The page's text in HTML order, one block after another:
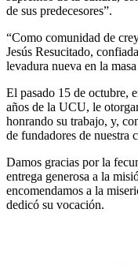
de sus predecesores”.
“Como comunidad de
Jesús Resucitado,
levadura nueva en la
El pasado 15 de octubre,
años de la UCU, le
honrando su trabajo, y,
de fundadores de nuestra
Damos gracias por la
entrega generosa a la
encomendamos a la
dedicó su vocación.